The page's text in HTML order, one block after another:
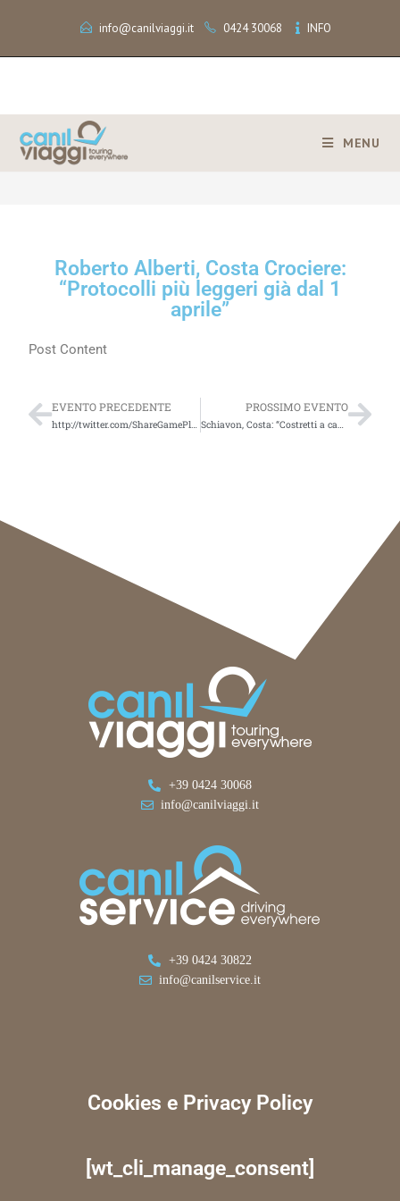
info@canilviaggi.it 0424 30068 INFO
MENU
> Roberto Alberti, Costa Crociere: “Protocolli più leggeri già dal 1 aprile”
Roberto Alberti, Costa Crociere:
“Protocolli più leggeri già dal 1
aprile”
Post Content
EVENTO PRECEDENTE
http://twitter.com/ShareGamePlay/status/1499350471403790338Talkwalker Alert: 50 results for [turismo]
PROSSIMO EVENTO
Schiavon, Costa: “Costretti a cancellare gli scali a San Pietroburgo”
+39 0424 30068
info@canilviaggi.it
+39 0424 30822
info@canilservice.it
Cookies e Privacy Policy
[wt_cli_manage_consent]